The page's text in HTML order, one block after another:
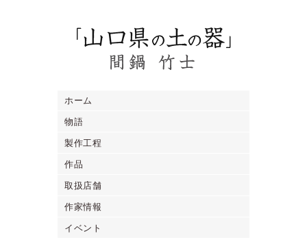
ホーム
物語
製作工程
作品
取扱店舗
作家情報
イベント